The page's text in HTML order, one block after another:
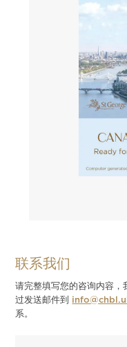
联系我们
请完整填写您的咨询内容
过发送邮件到
系。